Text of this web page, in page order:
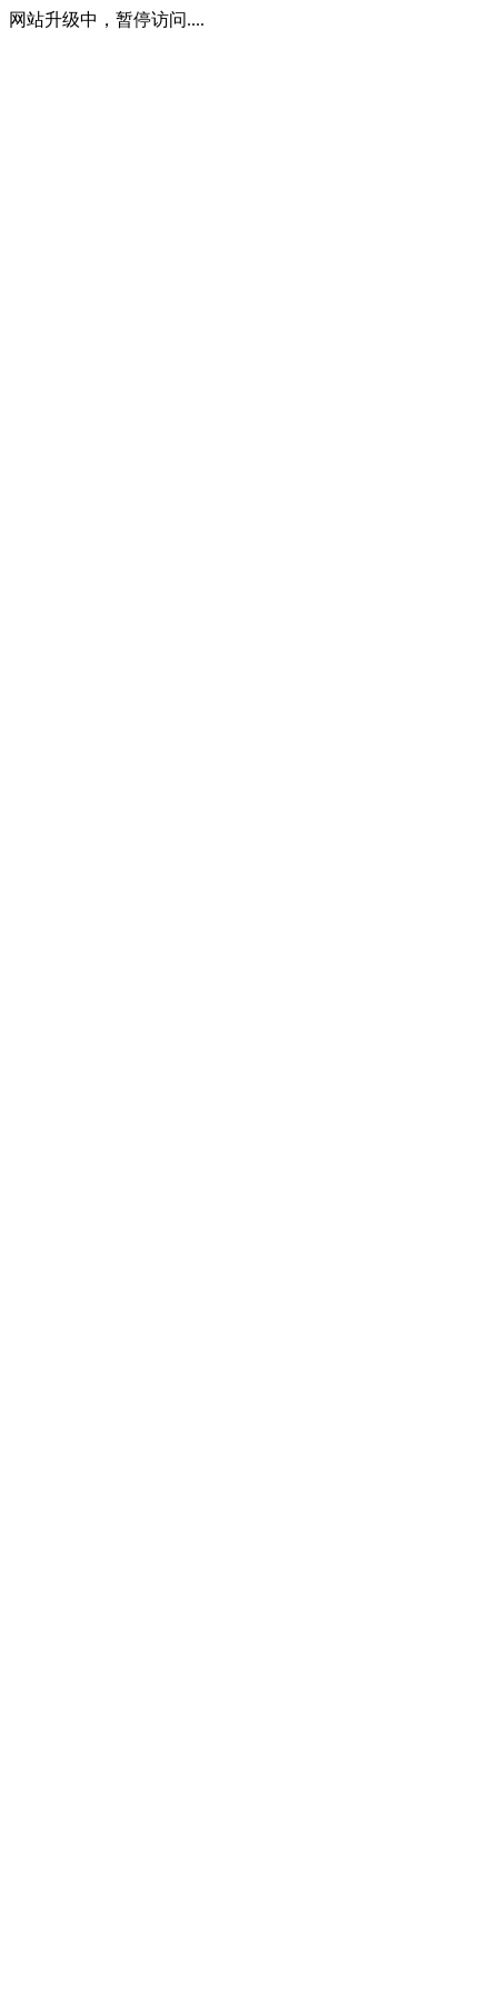
网站升级中，暂停访问....